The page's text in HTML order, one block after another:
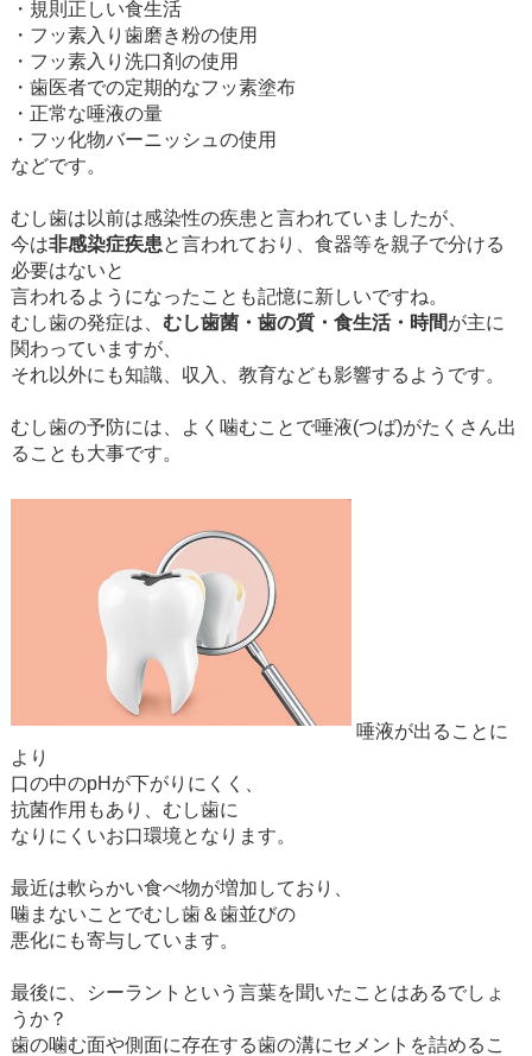
・規則正しい食生活
・フッ素入り歯磨き粉の使用
・フッ素入り洗口剤の使用
・歯医者での定期的なフッ素塗布
・正常な唾液の量
・フッ化物バーニッシュの使用
などです。
むし歯は以前は感染性の疾患と言われていましたが、
今は非感染症疾患と言われており、食器等を親子で分ける
必要はないと
言われるようになったことも記憶に新しいですね。
むし歯の発症は、 むし歯菌・歯の質・食生活・時間が主に
関わっていますが、
それ以外にも知識、収入、教育なども影響するようです。
むし歯の予防には、よく噛むことで唾液(つば)がたくさん出
ることも大事です。
唾液が出ることに
より
口の中のpHが下がりにくく、
抗菌作用もあり、むし歯に
なりにくいお口環境となります。
最近は軟らかい食べ物が増加しており、
噛まないことでむし歯＆歯並びの
悪化にも寄与しています。
最後に、シーラントという言葉を聞いたことはあるでしょ
うか？
歯の噛む面や側面に存在する歯の溝にセメントを詰めるこ